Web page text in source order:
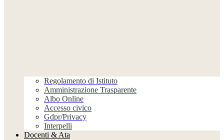
Regolamento di Istituto
Amministrazione Trasparente
Albo Online
Accesso civico
Gdpr/Privacy
Interpelli
Docenti & Ata